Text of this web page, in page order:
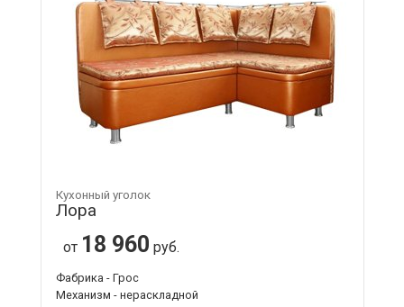
Кухонный уголок
Лора
от 18 960 руб.
Фабрика - Грос
Механизм - нераскладной